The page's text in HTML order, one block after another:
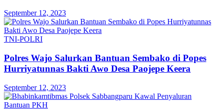
September 12, 2023
TNI-POLRI
Polres Wajo Salurkan Bantuan Sembako di Popes
Hurriyatunnas Bakti Awo Desa Paojepe Keera
September 12, 2023